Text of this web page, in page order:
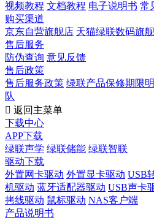
视频教程 文档教程 电子说明书 常
购买渠道
京东自营旗舰店 天猫绿联数码旗
售后服务
防伪查询 意见反馈
售后政策
售后服务政策 绿联产品保修期限
队
 返回主菜单
下载中心
APP下载
绿联声学 绿联储能 绿联智联
驱动下载
外置网卡驱动 外置显卡驱动 USB
机驱动 蓝牙适配器驱动 USB声卡
拷线驱动 鼠标驱动 NAS客户端
产品说明书